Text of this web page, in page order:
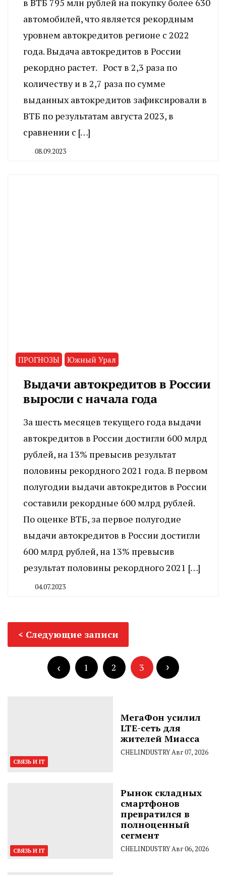
автомобилей, что является рекордным
уровнем автокредитов регионе с 2022
года. Выдача автокредитов в России
рекордно растет. Рост в 2,3 раза по
количеству и в 2,7 раза по сумме
выданных автокредитов зафиксировали в
ВТБ по результатам августа 2023, в
сравнении с […]
08.09.2023
ПРОГНОЗЫ Южный Урал
Выдачи автокредитов в России
выросли с начала года
За шесть месяцев текущего года выдачи
автокредитов в России достигли 600 млрд
рублей, на 13% превысив результат
половины рекордного 2021 года. В первом
полугодии выдачи автокредитов в России
составили рекордные 600 млрд рублей.
По оценке ВТБ, за первое полугодие
выдачи автокредитов в России достигли
600 млрд рублей, на 13% превысив
результат половины рекордного 2021 […]
04.07.2023
Навигация
по
записям
Следующие записи
Пагинация
записей
1 2 3
СВЯЗЬ И IT
МегаФон усилил
LTE-сеть для
жителей Миасса
CHELINDUSTRYАвг 07, 2026
СВЯЗЬ И IT
Рынок складных
смартфонов
превратился в
полноценный
сегмент
CHELINDUSTRYАвг 06, 2026